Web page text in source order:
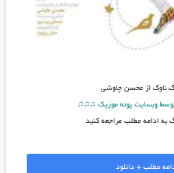
ناوک از محسن چاوشی
وبسایت پونه موزیک ♫♫♫
به ادامه مطلب مراجعه کنید
مطلب + دانلود